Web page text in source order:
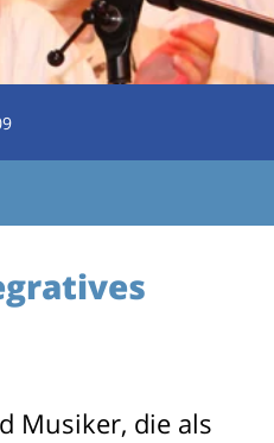
Musiker, die als